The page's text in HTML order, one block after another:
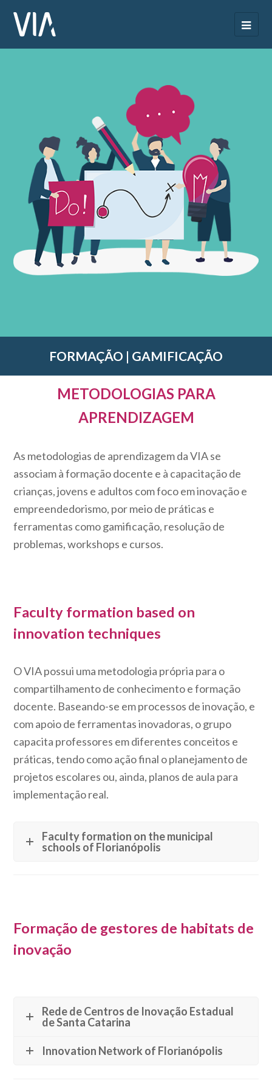
FORMAÇÃO | GAMIFICAÇÃO
METODOLOGIAS PARA
APRENDIZAGEM
As metodologias de aprendizagem da VIA se
associam à formação docente e à capacitação de
crianças, jovens e adultos com foco em inovação e
empreendedorismo, por meio de práticas e
ferramentas como gamificação, resolução de
problemas, workshops e cursos.
Faculty formation based on
innovation techniques
O VIA possui uma metodologia própria para o
compartilhamento de conhecimento e formação
docente. Baseando-se em processos de inovação, e
com apoio de ferramentas inovadoras, o grupo
capacita professores em diferentes conceitos e
práticas, tendo como ação final o planejamento de
projetos escolares ou, ainda, planos de aula para
implementação real.
Faculty formation on the municipal
schools of Florianópolis
Formação de gestores de habitats de
inovação
Rede de Centros de Inovação Estadual
de Santa Catarina
Innovation Network of Florianópolis